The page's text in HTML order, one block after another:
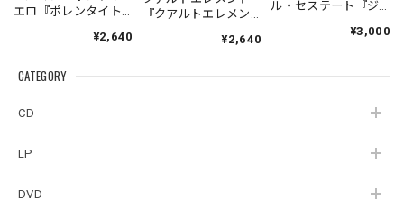
CATEGORY
CD
LP
DVD
エロ『ポレンタイト
Pontoriero『POLENT
la Ribera』
¥2,640
『クアルトエレメン
Cuartoelemento『Cu
（007RECORDS-27）
¥2,640
ル・セステート『ジ
¥3,000